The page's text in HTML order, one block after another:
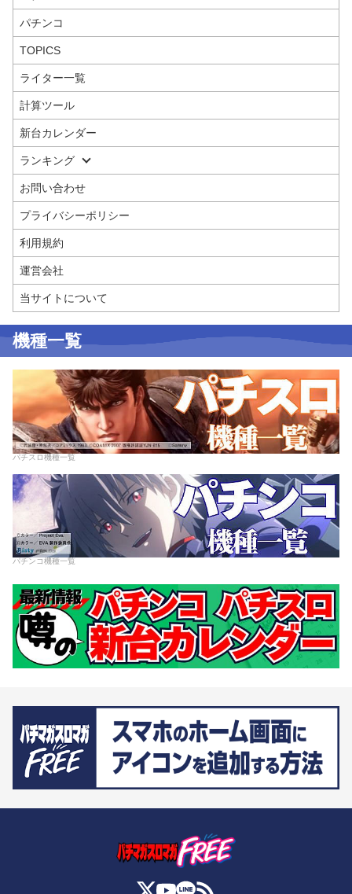
パチンコ
TOPICS
ライター一覧
計算ツール
新台カレンダー
ランキング
お問い合わせ
プライバシーポリシー
利用規約
運営会社
当サイトについて
機種一覧
パチスロ機種一覧
パチンコ機種一覧